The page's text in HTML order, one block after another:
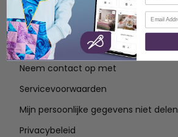
OVER
Over SVP Wereldwijd
Neem contact op met
Servicevoorwaarden
Mijn persoonlijke gegevens niet delen
Privacybeleid
E-mail